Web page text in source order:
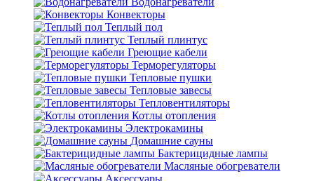
Конвекторы
Теплый пол
Теплый плинтус
Греющие кабели
Терморегуляторы
Тепловые пушки
Тепловые завесы
Тепловентиляторы
Котлы отопления
Электрокамины
Домашние сауны
Бактерицидные лампы
Масляные обогреватели
Аксессуары